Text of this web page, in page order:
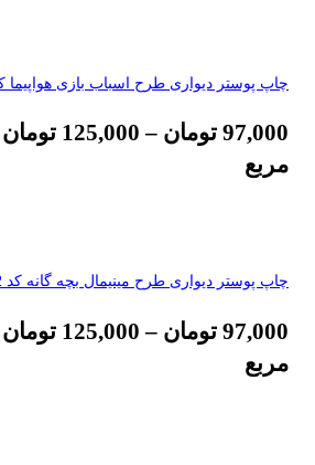
چاپ پوستر دیواری طرح اسباب بازی هواپیما کد
97,000 تومان –
125,000 تومان
مربع
چاپ پوستر دیواری طرح مینیمال بچه گانه کد 2672
97,000 تومان –
125,000 تومان
مربع